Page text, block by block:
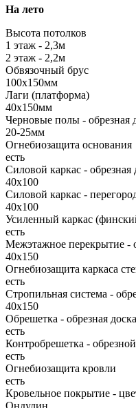
На лето
Высота потолков
1 этаж - 2,3м
2 этаж - 2,2м
Обвязочный брус
100х150мм
Лаги (платформа)
40х150мм
Черновые полы - обрезная
20-25мм
Огнебиозащита основания
есть
Силовой каркас - обрезная
40х100
Силовой каркас -
40х100
Усиленный каркас
есть
Межэтажное перекрытие -
40х150
Огнебиозащита каркаса
есть
Стропильная система -
40х150
Обрешетка - обрезная доска
есть
Контробрешетка -
есть
Огнебиозащита кровли
есть
Кровельное покрытие -
Ондулин